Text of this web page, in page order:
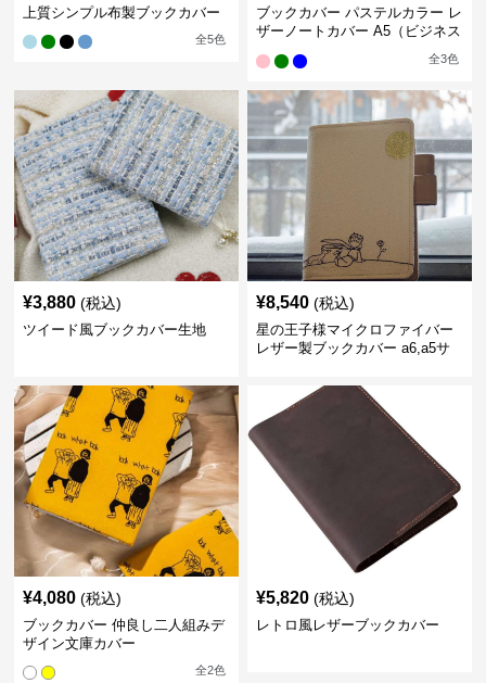
上質シンプル布製ブックカバー
全5色
ブックカバー パステルカラー レ
ザーノートカバー A5（ビジネス
全3色
¥3,880 (税込)
ツイード風ブックカバー生地
¥8,540 (税込)
星の王子様マイクロファイバー
レザー製ブックカバー a6,a5サ
¥4,080 (税込)
ブックカバー 仲良し二人組みデ
ザイン文庫カバー
全2色
¥5,820 (税込)
レトロ風レザーブックカバー